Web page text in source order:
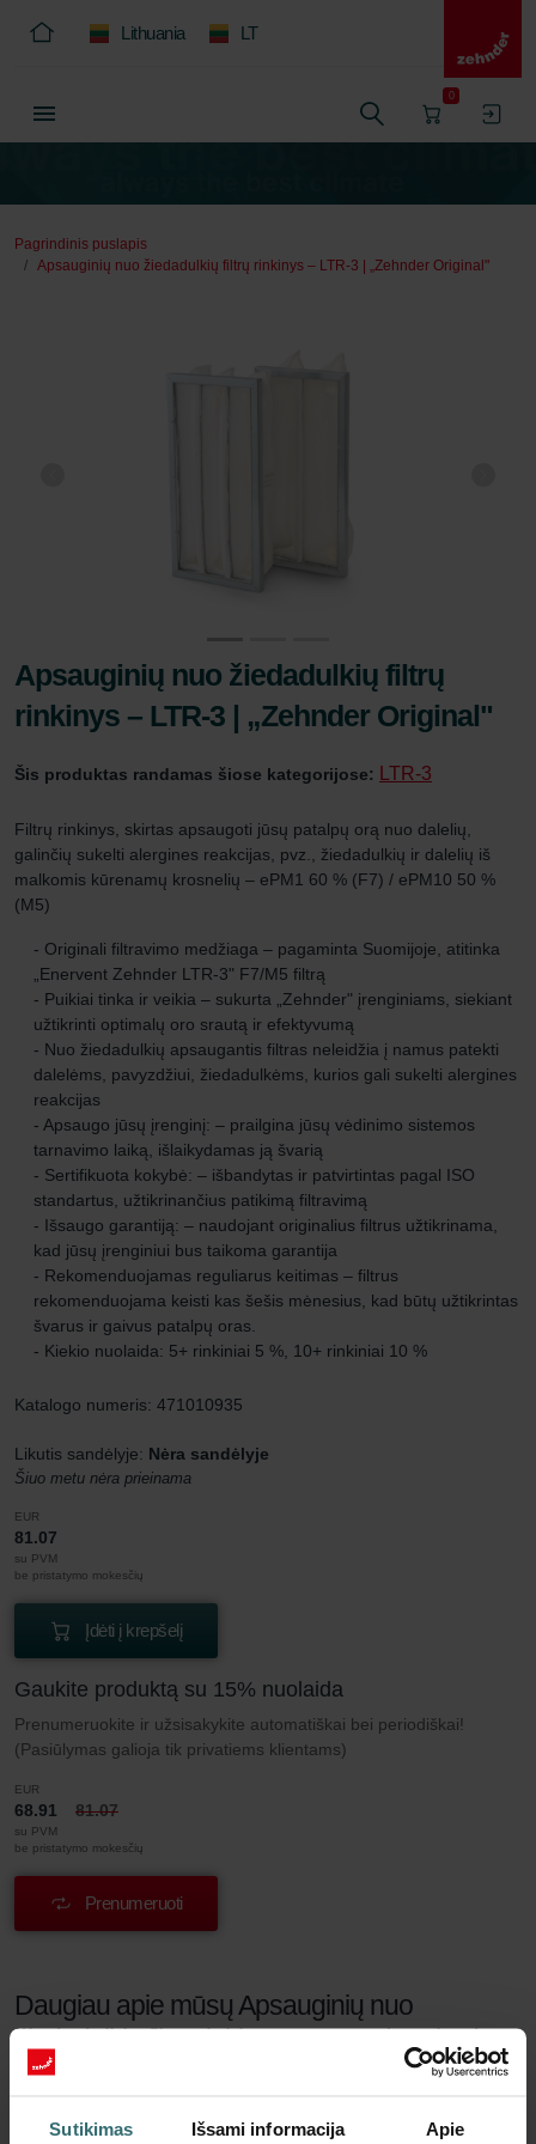
Sutikimas Išsami informacija Apie
Lithuania LT
0
Pagrindinis puslapis
Apsauginių nuo žiedadulkių filtrų rinkinys – LTR-3 | „Zehnder Original"
Apsauginių nuo žiedadulkių filtrų
rinkinys – LTR-3 | „Zehnder Original"
Šis produktas randamas šiose kategorijose: LTR-3
Filtrų rinkinys, skirtas apsaugoti jūsų patalpų orą nuo dalelių,
galinčių sukelti alergines reakcijas, pvz., žiedadulkių ir dalelių iš
malkomis kūrenamų krosnelių – ePM1 60 % (F7) / ePM10 50 %
(M5)
- Originali filtravimo medžiaga – pagaminta Suomijoje, atitinka
„Enervent Zehnder LTR-3" F7/M5 filtrą
- Puikiai tinka ir veikia – sukurta „Zehnder" įrenginiams, siekiant
užtikrinti optimalų oro srautą ir efektyvumą
- Nuo žiedadulkių apsaugantis filtras neleidžia į namus patekti
dalelėms, pavyzdžiui, žiedadulkėms, kurios gali sukelti alergines
reakcijas
- Apsaugo jūsų įrenginį: – prailgina jūsų vėdinimo sistemos
tarnavimo laiką, išlaikydamas ją švarią
- Sertifikuota kokybė: – išbandytas ir patvirtintas pagal ISO
standartus, užtikrinančius patikimą filtravimą
- Išsaugo garantiją: – naudojant originalius filtrus užtikrinama,
kad jūsų įrenginiui bus taikoma garantija
- Rekomenduojamas reguliarus keitimas – filtrus
rekomenduojama keisti kas šešis mėnesius, kad būtų užtikrintas
švarus ir gaivus patalpų oras.
- Kiekio nuolaida: 5+ rinkiniai 5 %, 10+ rinkiniai 10 %
Katalogo numeris: 471010935
Likutis sandėlyje: Nėra sandėlyje
Šiuo metu nėra prieinama
EUR
81.07
su PVM
be pristatymo mokesčių
Įdėti į krepšelį
Gaukite produktą su 15% nuolaida
Prenumeruokite ir užsisakykite automatiškai bei periodiškai!
(Pasiūlymas galioja tik privatiems klientams)
EUR
68.91 81.07
su PVM
be pristatymo mokesčių
Prenumeruoti
Daugiau apie mūsų Apsauginių nuo
žiedadulkių filtrų rinkinys – LTR-3 | „Zehnder
Original"
Ar kenčiate nuo kvėpavimo takų alergijos? Nesvarbu, ar ji